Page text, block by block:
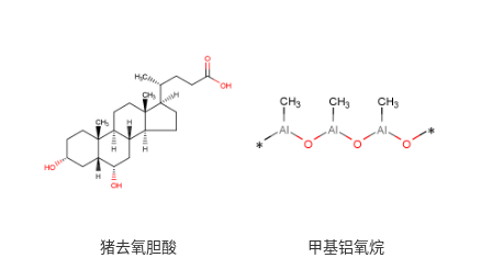
猪去氧胆酸 甲基铝氧烷